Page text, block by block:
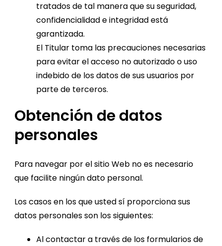
tratados de tal manera que su seguridad,
confidencialidad e integridad está
garantizada.
El Titular toma las precauciones necesarias
para evitar el acceso no autorizado o uso
indebido de los datos de sus usuarios por
parte de terceros.
Obtención de datos
personales
Para navegar por el sitio Web no es necesario
que facilite ningún dato personal.
Los casos en los que usted sí proporciona sus
datos personales son los siguientes:
Al contactar a través de los formularios de